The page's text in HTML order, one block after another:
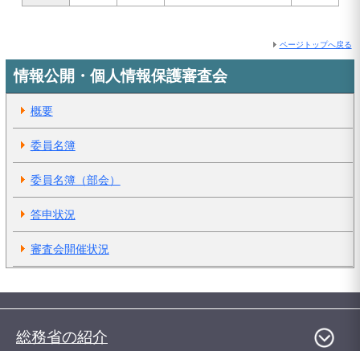
ページトップへ戻る
情報公開・個人情報保護審査会
概要
委員名簿
委員名簿（部会）
答申状況
審査会開催状況
総務省の紹介